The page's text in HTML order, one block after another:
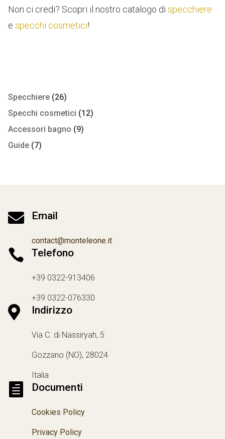
Non ci credi? Scopri il nostro catalogo di specchiere
e specchi cosmetici!
Specchiere (26)
Specchi cosmetici (12)
Accessori bagno (9)
Guide (7)
 Email
contact@monteleone.it
 Telefono
+39 0322-913406
+39 0322-076330
 Indirizzo
Via C. di Nassiryah, 5
Gozzano (NO), 28024
Italia
 Documenti
Cookies Policy
Privacy Policy